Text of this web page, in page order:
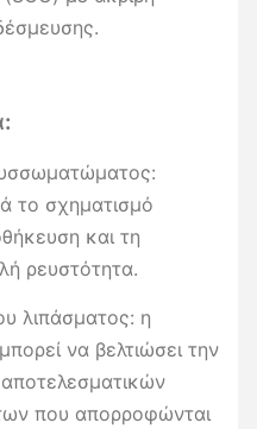
το σχηματισμό
και τη
ρευστότητα.
λιπάσματος: η
να βελτιώσει την
που απορροφώνται